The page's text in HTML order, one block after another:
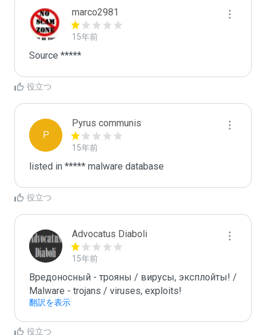
marco2981
15年前
Source *****
役立つ
P
Pyrus communis
15年前
listed in ***** malware database
役立つ
Advocatus Diaboli
15年前
Вредоносный - трояны / вирусы, эксплойты! /
Malware - trojans / viruses, exploits!
翻訳を表示
役立つ